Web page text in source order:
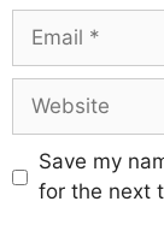
Save my
for the next